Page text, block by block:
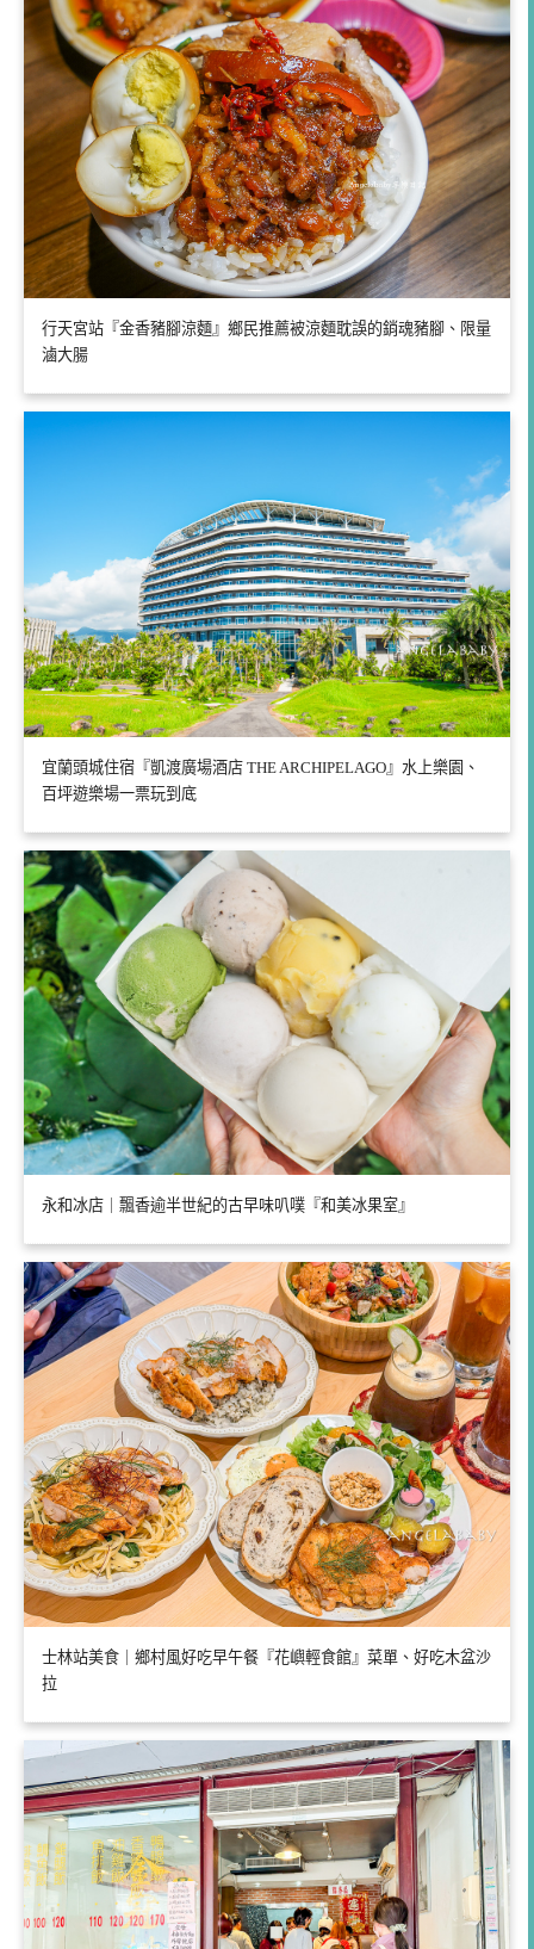
行天宮站『金香豬腳涼麵』鄉民推薦被涼麵耽誤的銷魂豬腳、限量
滷大腸
宜蘭頭城住宿『凱渡廣場酒店 THE ARCHIPELAGO』水上樂園、
百坪遊樂場一票玩到底
永和冰店｜飄香逾半世紀的古早味叭噗『和美冰果室』
士林站美食｜鄉村風好吃早午餐『花嶼輕食館』菜單、好吃木盆沙
拉